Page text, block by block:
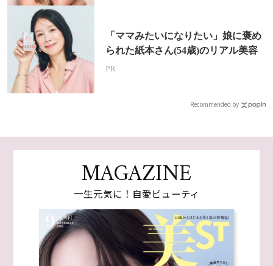
「ママみたいになりたい」娘に褒め
られた紙本さん(54歳)のリアル美容
PR
Recommended by
MAGAZINE
一生元気に！自愛ビューティ